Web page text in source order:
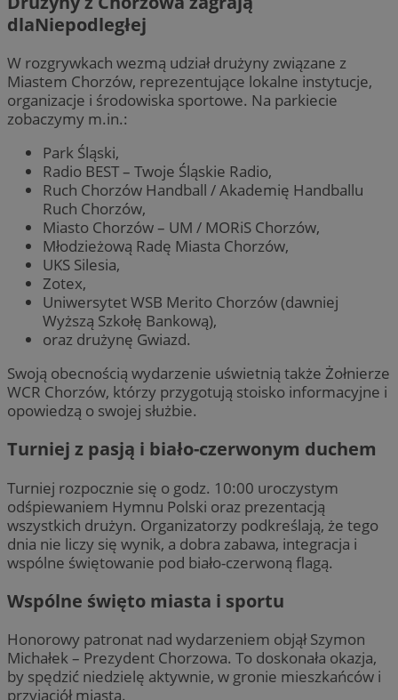
dlaNiepodległej
W rozgrywkach wezmą udział drużyny związane z
Miastem Chorzów, reprezentujące lokalne instytucje,
organizacje i środowiska sportowe. Na parkiecie
zobaczymy m.in.:
Park Śląski,
Radio BEST – Twoje Śląskie Radio,
Ruch Chorzów Handball / Akademię Handballu
Ruch Chorzów,
Miasto Chorzów – UM / MORiS Chorzów,
Młodzieżową Radę Miasta Chorzów,
UKS Silesia,
Zotex,
Uniwersytet WSB Merito Chorzów (dawniej
Wyższą Szkołę Bankową),
oraz drużynę Gwiazd.
Swoją obecnością wydarzenie uświetnią także Żołnierze
WCR Chorzów, którzy przygotują stoisko informacyjne i
opowiedzą o swojej służbie.
Turniej z pasją i biało-czerwonym duchem
Turniej rozpocznie się o godz. 10:00 uroczystym
odśpiewaniem Hymnu Polski oraz prezentacją
wszystkich drużyn. Organizatorzy podkreślają, że tego
dnia nie liczy się wynik, a dobra zabawa, integracja i
wspólne świętowanie pod biało-czerwoną flagą.
Wspólne święto miasta i sportu
Honorowy patronat nad wydarzeniem objął Szymon
Michałek – Prezydent Chorzowa. To doskonała okazja,
by spędzić niedzielę aktywnie, w gronie mieszkańców i
przyjaciół miasta.